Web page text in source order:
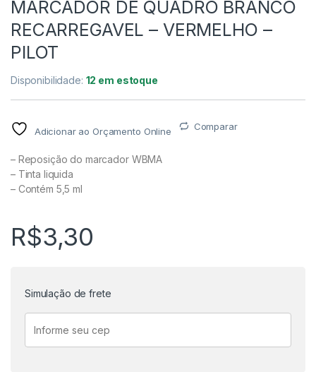
MARCADOR DE QUADRO BRANCO
RECARREGAVEL – VERMELHO –
PILOT
Disponibilidade: 12 em estoque
Adicionar ao Orçamento Online Comparar
– Reposição do marcador WBMA
– Tinta liquida
– Contém 5,5 ml
R$3,30
Simulação de frete